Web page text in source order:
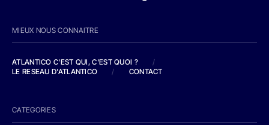
MIEUX NOUS CONNAITRE
ATLANTICO C'EST QUI, C'EST QUOI ?
/
LE RESEAU D'ATLANTICO
/ CONTACT
CATEGORIES